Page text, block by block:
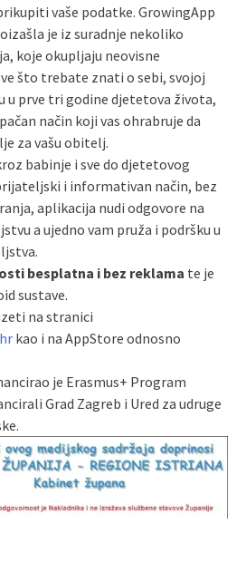
vaše podatke. GrowingApp
je iz suradnje nekoliko
koje okupljaju neovisne
što trebate znati o sebi, svojoj
u prve tri godine djetetova života,
način koji vas ohrabruje da
za vašu obitelj.
babinje i sve do djetetovog
i informativan način, bez
aplikacija nudi odgovore na
a ujedno vam pruža i podršku u
besplatna i bez reklama te je
sustave.
na stranici
kao i na AppStore odnosno
je Erasmus+ Program
Grad Zagreb i Ured za udruge